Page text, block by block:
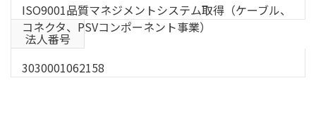
ISO9001品質マネジメントシステム取得（ケーブル、
コネクタ、PSVコンポーネント事業）
法人番号
3030001062158